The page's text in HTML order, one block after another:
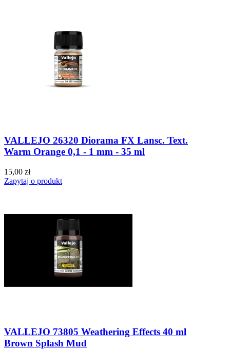
VALLEJO 26320 Diorama FX Lansc. Text.
Warm Orange 0,1 - 1 mm - 35 ml
15,00 zł
Zapytaj o produkt
VALLEJO 73805 Weathering Effects 40 ml
Brown Splash Mud